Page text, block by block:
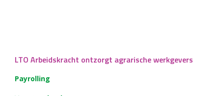
LTO Arbeidskracht ontzorgt agrarische werkgevers
Payrolling